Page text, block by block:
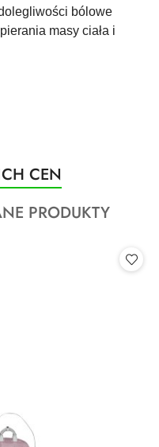
bólowe
masy ciała i
CEN
PRODUKTY